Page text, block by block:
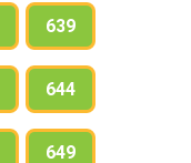
639
644
649